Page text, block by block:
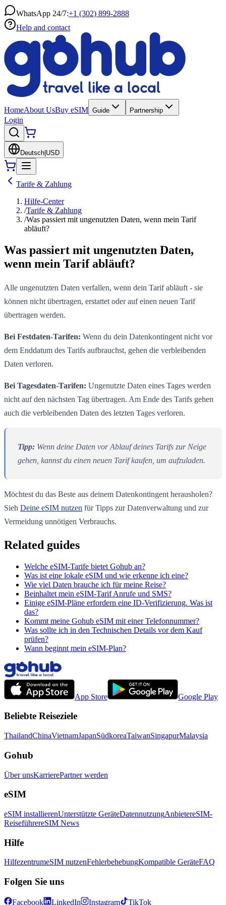
WhatsApp 24/7:+1 (302) 899-2888
Help and contact
HomeAbout UsBuy eSIM Guide Partnership
Login
Deutsch USD
Tarife & Zahlung
Hilfe-Center
/Tarife & Zahlung
/Was passiert mit ungenutzten Daten, wenn mein Tarif
abläuft?
Was passiert mit ungenutzten Daten,
wenn mein Tarif abläuft?
Alle ungenutzten Daten verfallen, wenn dein Tarif abläuft - sie
können nicht übertragen, erstattet oder auf einen neuen Tarif
übertragen werden.
Bei Festdaten-Tarifen: Wenn du dein Datenkontingent nicht vor
dem Enddatum des Tarifs aufbrauchst, gehen die verbleibenden
Daten verloren.
Bei Tagesdaten-Tarifen: Ungenutzte Daten eines Tages werden
nicht auf den nächsten Tag übertragen. Am Ende des Tarifs gehen
auch die verbleibenden Daten des letzten Tages verloren.
Tipp: Wenn deine Daten vor Ablauf deines Tarifs zur Neige
gehen, kannst du einen neuen Tarif kaufen, um aufzuladen.
Möchtest du das Beste aus deinem Datenkontingent herausholen?
Sieh Deine eSIM nutzen für Tipps zur Datenverwaltung und zur
Vermeidung unnötigen Verbrauchs.
Related guides
Welche eSIM-Tarife bietet Gohub an?
Was ist eine lokale eSIM und wie erkenne ich eine?
Wie viel Daten brauche ich für meine Reise?
Beinhaltet mein eSIM-Tarif Anrufe und SMS?
Einige eSIM-Pläne erfordern eine ID-Verifizierung. Was ist
das?
Kommt meine Gohub eSIM mit einer Telefonnummer?
Was sollte ich in den Technischen Details vor dem Kauf
prüfen?
Wann beginnt mein eSIM-Plan?
App Store Google Play
Beliebte Reiseziele
ThailandChinaVietnamJapanSüdkoreaTaiwanSingapurMalaysia
Gohub
Über unsKarrierePartner werden
eSIM
eSIM installierenUnterstützte GeräteDatennutzungAnbietereSIM-
ReiseführereSIM News
Hilfe
HilfezentrumeSIM nutzenFehlerbehebungKompatible GeräteFAQ
Folgen Sie uns
Facebook LinkedIn Instagram TikTok